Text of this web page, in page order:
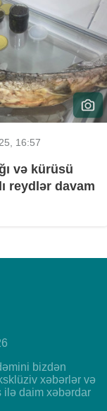
16:57
və kürüsü
reydlər davam
bizdən
xəbərlər və
ilə daim xəbərdar